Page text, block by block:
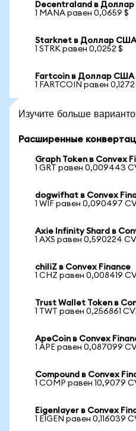
Decentraland в
1 MANA равен 0,0659 $
Starknet в Доллар США
1 STRK равен 0,0252 $
Fartcoin в Доллар США
1 FARTCOIN равен 0,1272
Изучите больше
Расширенные
Graph Token в Convex
1 GRT равен 0,009443
dogwifhat в Convex
1 WIF равен 0,090497
Axie Infinity Shard в
1 AXS равен 0,590224
chiliZ в Convex Finance
1 CHZ равен 0,008419
Trust Wallet Token в
1 TWT равен 0,256861
ApeCoin в Convex
1 APE равен 0,087099
Compound в Convex
1 COMP равен 10,9079
Eigenlayer в Convex
1 EIGEN равен 0,116039